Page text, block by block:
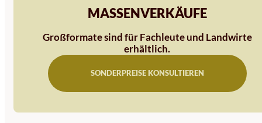
SEMILLAS LEGUMINOSAS
MICROGREEN
MASSENVERKÄUFE
Großformate sind für Fachleute und Landwirte
erhältlich.
SONDERPREISE KONSULTIEREN